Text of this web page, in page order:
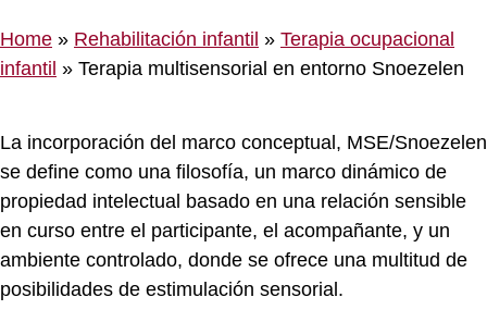
Home » Rehabilitación infantil » Terapia ocupacional
infantil » Terapia multisensorial en entorno Snoezelen
La incorporación del marco conceptual, MSE/Snoezelen
se define como una filosofía, un marco dinámico de
propiedad intelectual basado en una relación sensible
en curso entre el participante, el acompañante, y un
ambiente controlado, donde se ofrece una multitud de
posibilidades de estimulación sensorial.